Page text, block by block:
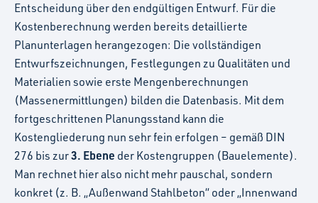
Entscheidung über den endgültigen Entwurf. Für die
Kostenberechnung werden bereits detaillierte
Planunterlagen herangezogen: Die vollständigen
Entwurfszeichnungen, Festlegungen zu Qualitäten und
Materialien sowie erste Mengenberechnungen
(Massenermittlungen) bilden die Datenbasis. Mit dem
fortgeschrittenen Planungsstand kann die
Kostengliederung nun sehr fein erfolgen – gemäß DIN
276 bis zur3. Ebene der Kostengruppen (Bauelemente).
Man rechnet hier also nicht mehr pauschal, sondern
konkret (z. B. „Außenwand Stahlbeton“ oder „Innenwand